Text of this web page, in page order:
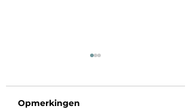
Opmerkingen